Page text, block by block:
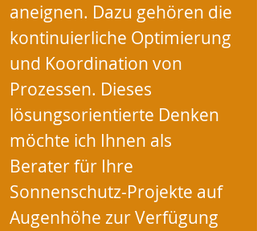
aneignen. Dazu gehören die
kontinuierliche Optimierung
und Koordination von
Prozessen. Dieses
lösungsorientierte Denken
möchte ich Ihnen als
Berater für Ihre
Sonnenschutz-Projekte auf
Augenhöhe zur Verfügung